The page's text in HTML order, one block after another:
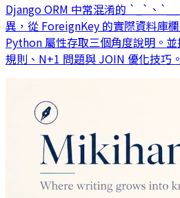
Django ORM 中常混淆的 `_`、
異，從 ForeignKey 的實際資料庫
Python 屬性存取三個角度說明。
規則、N+1 問題與 JOIN 優化技巧。